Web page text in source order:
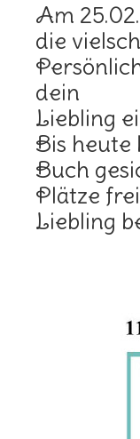
Am
die
dein
Liebling
Bis heute
Buch
Plätze
Liebling